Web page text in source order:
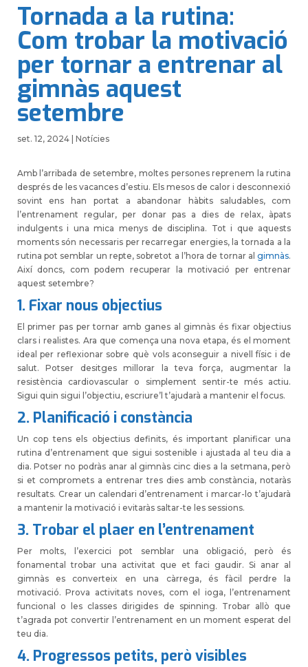
Tornada a la rutina:
Com trobar la motivació
per tornar a entrenar al
gimnàs aquest
setembre
set. 12, 2024| Notícies
Amb l’arribada de setembre, moltes persones reprenem la rutina
després de les vacances d’estiu. Els mesos de calor i desconnexió
sovint ens han portat a abandonar hàbits saludables, com
l’entrenament regular, per donar pas a dies de relax, àpats
indulgents i una mica menys de disciplina. Tot i que aquests
moments són necessaris per recarregar energies, la tornada a la
rutina pot semblar un repte, sobretot a l’hora de tornar algimnàs.
Així doncs, com podem recuperar la motivació per entrenar
aquest setembre?
1. Fixar nous objectius
El primer pas per tornar amb ganes al gimnàs és fixar objectius
clars i realistes. Ara que comença una nova etapa, és el moment
ideal per reflexionar sobre què vols aconseguir a nivell físic i de
salut. Potser desitges millorar la teva força, augmentar la
resistència cardiovascular o simplement sentir-te més actiu.
Sigui quin sigui l’objectiu, escriure’l t’ajudarà a mantenir el focus.
2. Planificació i constància
Un cop tens els objectius definits, és important planificar una
rutina d’entrenament que sigui sostenible i ajustada al teu dia a
dia. Potser no podràs anar al gimnàs cinc dies a la setmana, però
si et compromets a entrenar tres dies amb constància, notaràs
resultats. Crear un calendari d’entrenament i marcar-lo t’ajudarà
a mantenir la motivació i evitaràs saltar-te les sessions.
3. Trobar el plaer en l’entrenament
Per molts, l’exercici pot semblar una obligació, però és
fonamental trobar una activitat que et faci gaudir. Si anar al
gimnàs es converteix en una càrrega, és fàcil perdre la
motivació. Prova activitats noves, com el ioga, l’entrenament
funcional o les classes dirigides de spinning. Trobar allò que
t’agrada pot convertir l’entrenament en un moment esperat del
teu dia.
4. Progressos petits, però visibles